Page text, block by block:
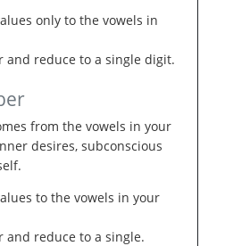
only to the vowels in
and reduce to a single digit.
from the vowels in your
desires, subconscious
to the vowels in your
and reduce to a single.